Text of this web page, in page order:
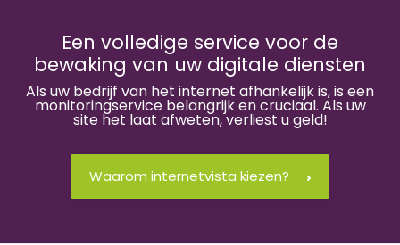
Een volledige service voor de
bewaking van uw digitale diensten
Als uw bedrijf van het internet afhankelijk is, is een
monitoringservice belangrijk en cruciaal. Als uw
site het laat afweten, verliest u geld!
Waarom internetvista kiezen?